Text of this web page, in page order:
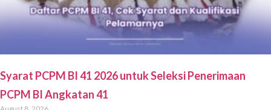
Syarat PCPM BI 41 2026 untuk Seleksi Penerimaan
PCPM BI Angkatan 41